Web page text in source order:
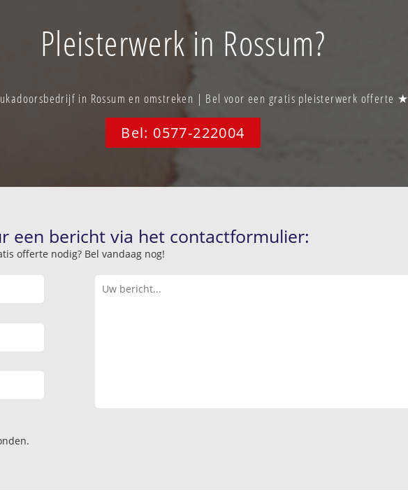
Pleisterwerk in Rossum?
in Rossum en omstreken | Bel voor een gratis pleisterwerk offerte ★
Bel: 0577-222004
een bericht via het contactformulier:
offerte nodig? Bel vandaag nog!